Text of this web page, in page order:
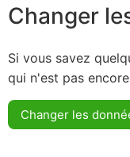
Changer
Si vous savez
qui n'est pas
Changer les